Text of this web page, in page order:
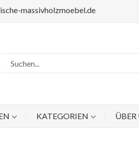
massivholzmoebel.de
KATEGORIEN ÜBER